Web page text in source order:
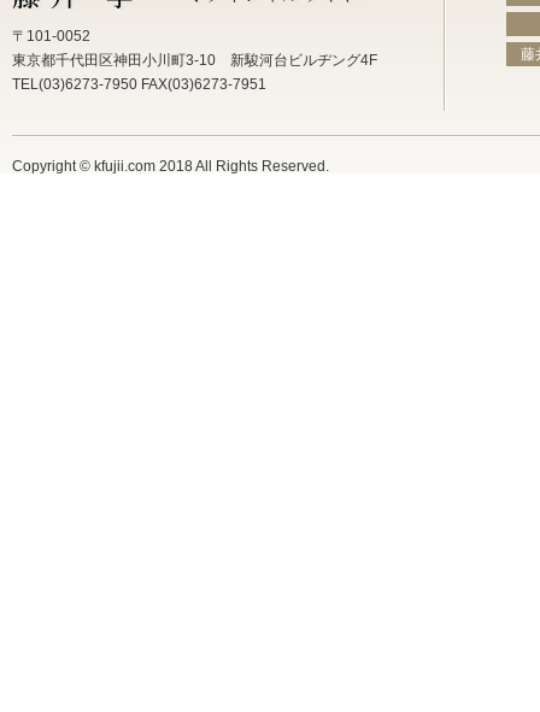
〒101-0052
東京都千代田区神田小川町3-10 新駿河台ビルヂング4F
TEL(03)6273-7950 FAX(03)6273-7951
藤
Copyright © kfujii.com 2018 All Rights Reserved.